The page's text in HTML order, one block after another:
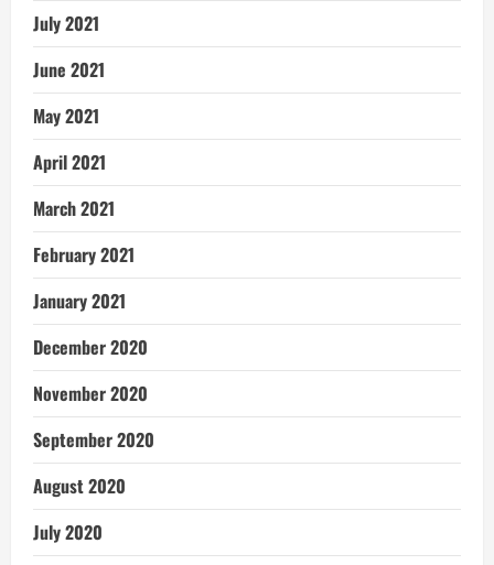
July 2021
June 2021
May 2021
April 2021
March 2021
February 2021
January 2021
December 2020
November 2020
September 2020
August 2020
July 2020